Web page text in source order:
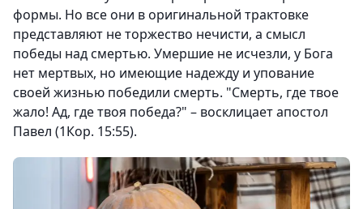
формы. Но все они в оригинальной трактовке
представляют не торжество нечисти, а смысл
победы над смертью. Умершие не исчезли, у Бога
нет мертвых, но имеющие надежду и упование
своей жизнью победили смерть. "Смерть, где твое
жало! Ад, где твоя победа?" – восклицает апостол
Павел (1Кор. 15:55).